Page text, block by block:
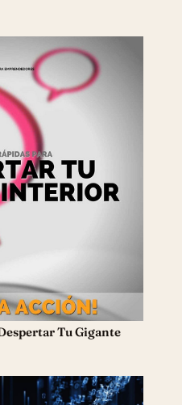
Tu Gigante